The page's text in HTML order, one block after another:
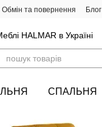
Обмін та повернення Блог
HALMAR в Україні
СПАЛЬНЯ